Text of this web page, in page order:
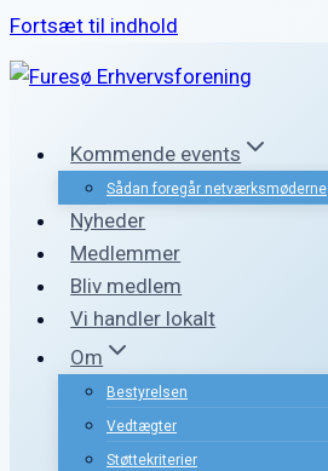
Fortsæt til indhold
Kommende events
Sådan foregår netværksmøderne
Nyheder
Medlemmer
Bliv medlem
Vi handler lokalt
Om
Bestyrelsen
Vedtægter
Støttekriterier